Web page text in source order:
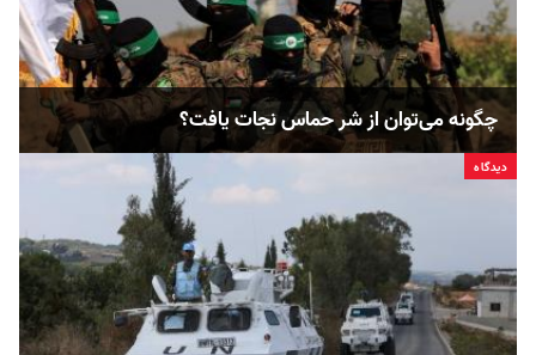
چگونه می‌توان از شر حماس نجات یافت؟
دیدگاه